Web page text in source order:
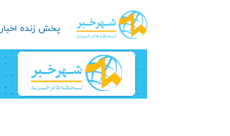
پخش زنده اخبار